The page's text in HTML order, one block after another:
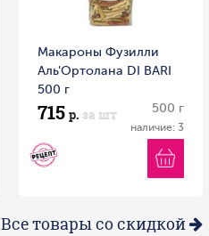
Макароны Фузилли
Аль'Ортолана DI BARI
500 г
715 р. за шт 500 г
наличие: 3
Все товары со скидкой